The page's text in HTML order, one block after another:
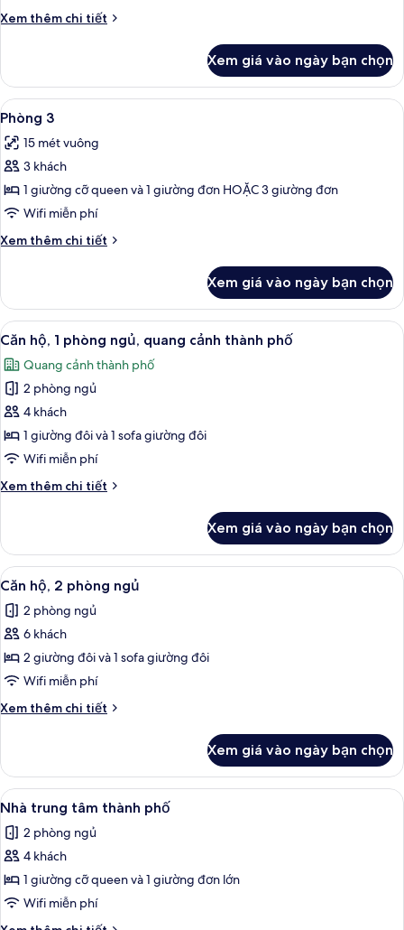
Xem thêm chi tiết
Chi
Phòng
đôi
Superior
Xem giá vào ngày bạn chọn
Xem
tất
cả
ảnh
Phòng
3
Phòng 3 | Phòng cách âm, truy cập
4
Phòng 3
15 mét vuông
3 khách
1 giường cỡ queen và 1 giường đơn HOẶC 3 giường đơn
Wifi miễn phí
Xem thêm chi tiết
Chi
Phòng
Xem giá vào ngày bạn chọn
Xem
tất
cả
ảnh
Căn
hộ,
1
ngủ,
thành
phố
Căn hộ, 1 phòng ngủ, quang cảnh
6
Căn hộ, 1 phòng ngủ, quang cảnh thành phố
Quang cảnh thành phố
2 phòng ngủ
4 khách
1 giường đôi và 1 sofa giường đôi
Wifi miễn phí
Xem thêm chi tiết
Chi
Căn
hộ,
1
ngủ,
quang
thành
phố
Xem giá vào ngày bạn chọn
Xem
tất
cả
ảnh
Căn
hộ,
2
phòng
Căn hộ, 2 phòng ngủ | Phòng cách
6
Căn hộ, 2 phòng ngủ
2 phòng ngủ
6 khách
2 giường đôi và 1 sofa giường đôi
Wifi miễn phí
Xem thêm chi tiết
Chi
Căn
hộ,
2
ngủ
Xem giá vào ngày bạn chọn
Xem
tất
cả
ảnh
Nhà
trung
tâm
Nhà trung tâm thành phố | Phòng
6
Nhà trung tâm thành phố
2 phòng ngủ
4 khách
1 giường cỡ queen và 1 giường đơn lớn
Wifi miễn phí